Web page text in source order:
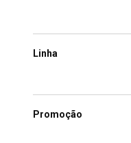
Linha
Promoção